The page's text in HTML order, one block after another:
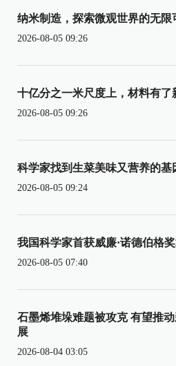
纳米制造，探索微观世界的无限
2026-08-05 09:26
十亿分之一米尺度上，材料有了
2026-08-05 09:26
科学家找到生菜美味又营养的基
2026-08-05 09:24
我国科学家首获威廉·诺德伯格
2026-08-05 07:40
石墨烯堆垛难题被攻克 有望推
展
2026-08-04 03:05